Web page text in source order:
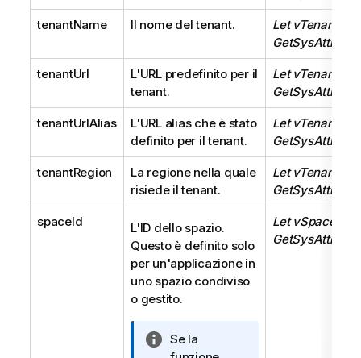
tenantName Il nome del tenant.
Let
tenantUrl
L'URL predefinito per il
tenant.
Let vTenantUrl
tenantUrlAlias
L'URL alias che è stato
definito per il tenant.
Let
tenantRegion
La regione nella quale
risiede il tenant.
Let
spaceId
L'ID dello spazio.
Questo è definito solo
per un'applicazione in
uno spazio condiviso
o gestito.
N
Se la
Let vSpaceId =